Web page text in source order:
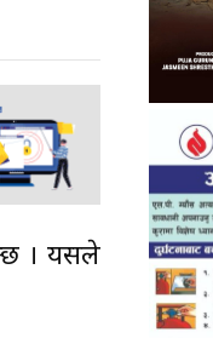
। यसले